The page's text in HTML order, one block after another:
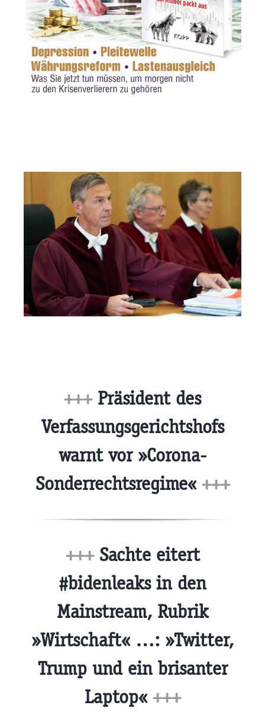
+++Präsident des
Verfassungsgerichtshofs
warnt vor »Corona-
Sonderrechtsregime« +++
+++Sachte eitert
#bidenleaks in den
Mainstream, Rubrik
»Wirtschaft« …: »Twitter,
Trump und ein brisanter
Laptop« +++